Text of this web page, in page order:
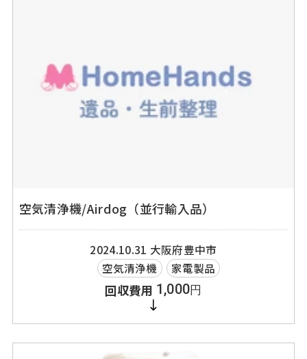
空気清浄機/Airdog（並行輸入品）
2024.10.31 大阪府豊中市
空気清浄機
家電製品
1,000円